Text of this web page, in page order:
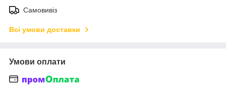
Самовивіз
Всі умови доставки
Умови оплати